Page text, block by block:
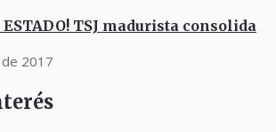
ESTADO! TSJ madurista consolida
2017